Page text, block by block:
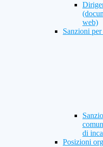
web)
Sanzioni
di
Posizioni